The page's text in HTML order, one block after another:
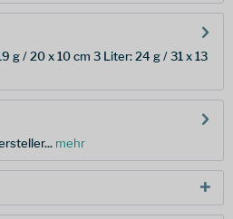
g / 20 x 10 cm 3 Liter: 24 g / 31 x 13
mehr